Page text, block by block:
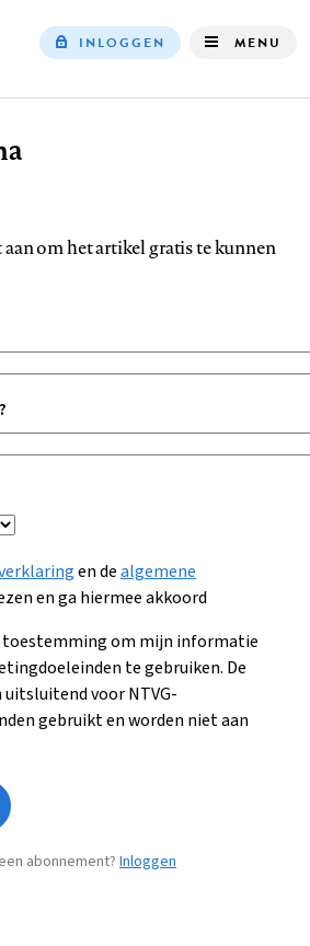
INLOGGEN MENU
om het artikel gratis te kunnen
en dealgemene
en ga hiermee akkoord
toestemming om mijn informatie
te gebruiken. De
uitsluitend voor NTVG-
gebruikt en worden niet aan
abonnement? Inloggen